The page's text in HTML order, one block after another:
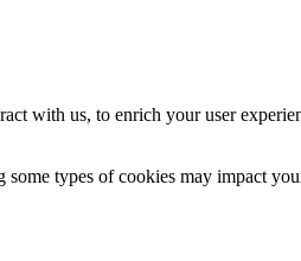
with us, to enrich your user
types of cookies may impact